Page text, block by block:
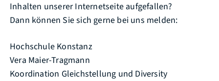
Inhalten unserer Internetseite aufgefallen?
Dann können Sie sich gerne bei uns melden:
Hochschule Konstanz
Vera Maier-Tragmann
Koordination Gleichstellung und Diversity